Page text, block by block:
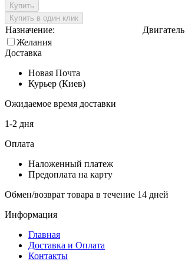
Купить
Купить в один клик
Назначение:
Двигатель
Желания
Доставка
Новая Почта
Курьер (Киев)
Ожидаемое время доставки
1-2 дня
Оплата
Наложенный платеж
Предоплата на карту
Обмен/возврат товара в течение 14 дней
Информация
Главная
Доставка и Оплата
Контакты